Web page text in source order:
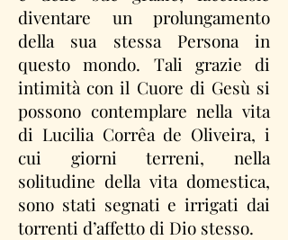
diventare un prolungamento
della sua stessa Persona in
questo mondo. Tali grazie di
intimità con il Cuore di Gesù si
possono contemplare nella vita
di Lucilia Corrêa de Oliveira, i
cui giorni terreni, nella
solitudine della vita domestica,
sono stati segnati e irrigati dai
torrenti d’affetto di Dio stesso.